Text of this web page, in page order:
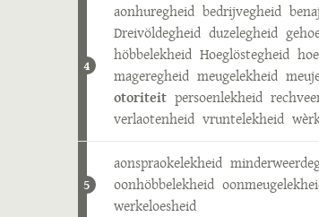
4
aonhuregheid bedrijvegheid
Dreivöldegheid duzelegheid
höbbelekheid Hoeglöstegheid
mageregheid meugelekheid
otoriteit persoenlekheid
verlaotenheid vruntelekheid
5
aonspraokelekheid
oonhöbbelekheid
werkeloesheid